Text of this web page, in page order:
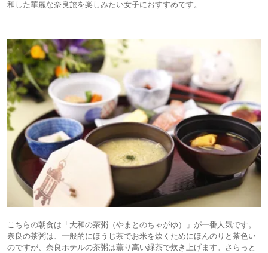
和した華麗な奈良旅を楽しみたい女子におすすめです。
こちらの朝食は「大和の茶粥（やまとのちゃがゆ）」が一番人気です。
奈良の茶粥は、一般的にほうじ茶でお米を炊くためにほんのりと茶色い
のですが、奈良ホテルの茶粥は薫り高い緑茶で炊き上げます。さらっと